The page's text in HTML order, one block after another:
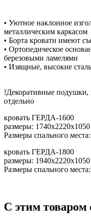
• Уютное наклонное
металлическим каркасом
• Борта кровати имеют
• Ортопедическое
березовыми ламелями
• Изящные, высокие
!Декоративные подушки,
отдельно
кровать ГЕРДА-1600
размеры: 1740х2220х1050
Размеры спального
кровать ГЕРДА-1800
размеры: 1940х2220х1050
Размеры спального
C этим товаром